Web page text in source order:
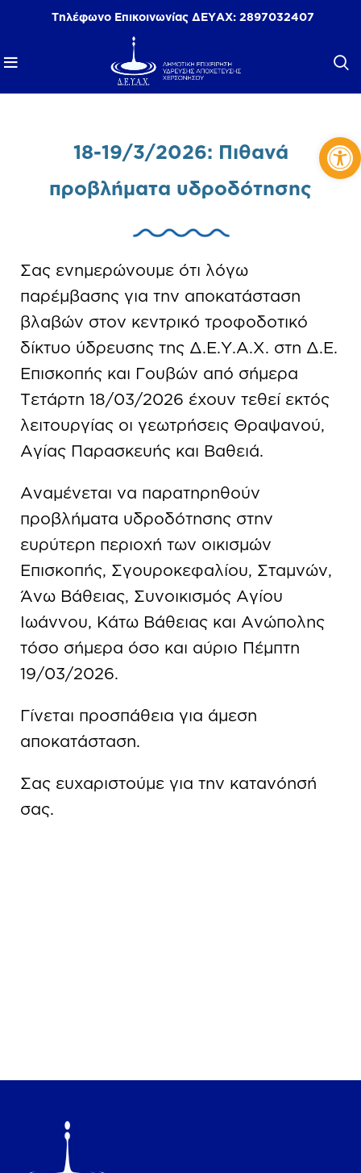
Τηλέφωνο Επικοινωνίας ΔΕΥΑΧ: 2897032407
18-19/3/2026: Πιθανά
προβλήματα υδροδότησης
Σας ενημερώνουμε ότι λόγω
παρέμβασης για την αποκατάσταση
βλαβών στον κεντρικό τροφοδοτικό
δίκτυο ύδρευσης της Δ.Ε.Υ.Α.Χ. στη Δ.Ε.
Επισκοπής και Γουβών από σήμερα
Τετάρτη 18/03/2026 έχουν τεθεί εκτός
λειτουργίας οι γεωτρήσεις Θραψανού,
Αγίας Παρασκευής και Βαθειά.
Αναμένεται να παρατηρηθούν
προβλήματα υδροδότησης στην
ευρύτερη περιοχή των οικισμών
Επισκοπής, Σγουροκεφαλίου, Σταμνών,
Άνω Βάθειας, Συνοικισμός Αγίου
Ιωάννου, Κάτω Βάθειας και Ανώπολης
τόσο σήμερα όσο και αύριο Πέμπτη
19/03/2026.
Γίνεται προσπάθεια για άμεση
αποκατάσταση.
Σας ευχαριστούμε για την κατανόησή
σας.